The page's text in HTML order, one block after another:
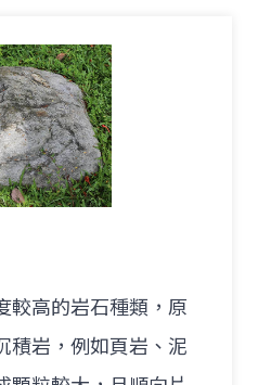
較高的岩石種類，原
積岩，例如頁岩、泥